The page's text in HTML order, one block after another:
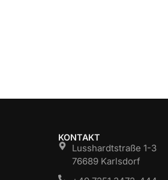
KONTAKT
Lusshardtstraße 1-3
76689 Karlsdorf